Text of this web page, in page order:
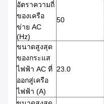
อัตราความถี่
ของเครือ
ข่าย AC
(Hz)
50
ขนาดสูงสุด
ของกระแส
ไฟฟ้า AC ที่
ออกสู่เครือ
ไฟฟ้า (A)
23.0